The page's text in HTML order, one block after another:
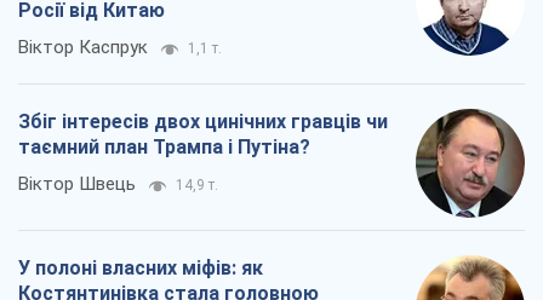
Росії від Китаю
Віктор Каспрук 1,1 т.
Збіг інтересів двох цинічних гравців чи
таємний план Трампа і Путіна?
Віктор Швець 14,9 т.
У полоні власних міфів: як
Костянтинівка стала головною